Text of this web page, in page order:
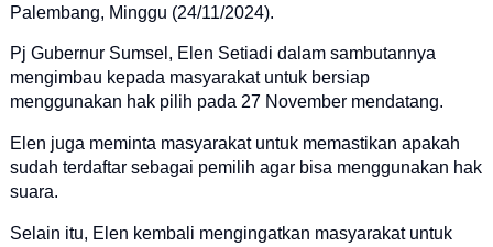
Palembang, Minggu (24/11/2024).
Pj Gubernur Sumsel, Elen Setiadi dalam sambutannya
mengimbau kepada masyarakat untuk bersiap
menggunakan hak pilih pada 27 November mendatang.
Elen juga meminta masyarakat untuk memastikan apakah
sudah terdaftar sebagai pemilih agar bisa menggunakan hak
suara.
Selain itu, Elen kembali mengingatkan masyarakat untuk